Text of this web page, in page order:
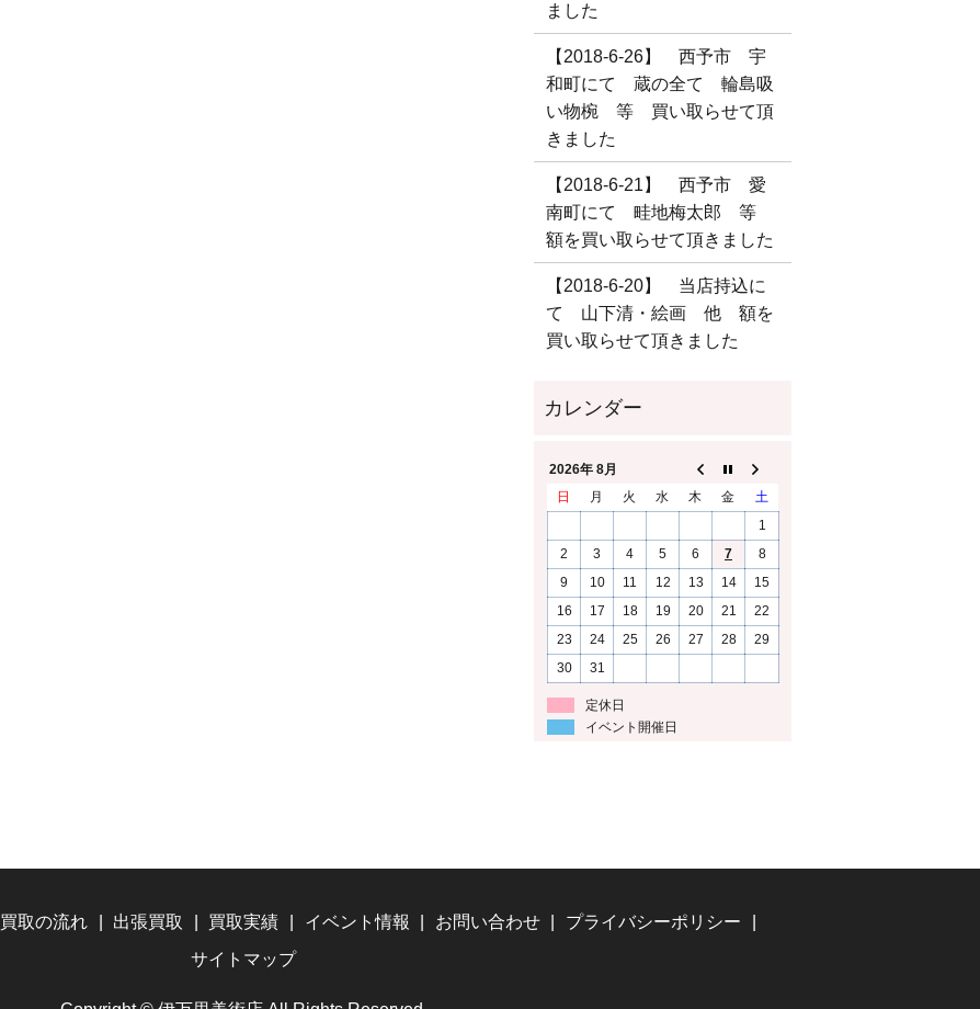
ました
【2018-6-26】 西予市 宇
和町にて 蔵の全て 輪島吸
い物椀 等 買い取らせて頂
きました
【2018-6-21】 西予市 愛
南町にて 畦地梅太郎 等
額を買い取らせて頂きました
【2018-6-20】 当店持込に
て 山下清・絵画 他 額を
買い取らせて頂きました
2026年 8月
日
月 火 水 木 金
土
1
2
3 4 5 6 7
8
9
10 11 12 13 14
15
16
17 18 19 20 21
22
23
24 25 26 27 28
29
30
31
定休日
イベント開催日
買取の流れ 出張買取 買取実績 イベント情報 お問い合わせ
プライバシーポリシー
サイトマップ